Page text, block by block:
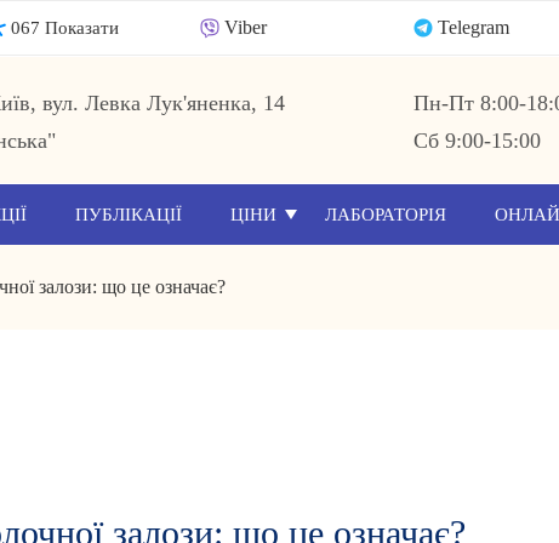
067 Показати Viber Telegram
вул. Левка Лук'яненка, 14
Пн-Пт 8:00-
Сб 9:00-15:00
ПУБЛІКАЦІЇ ЦІНИ ЛАБОРАТОРІЯ
залози: що це означає?
залози: що це означає?